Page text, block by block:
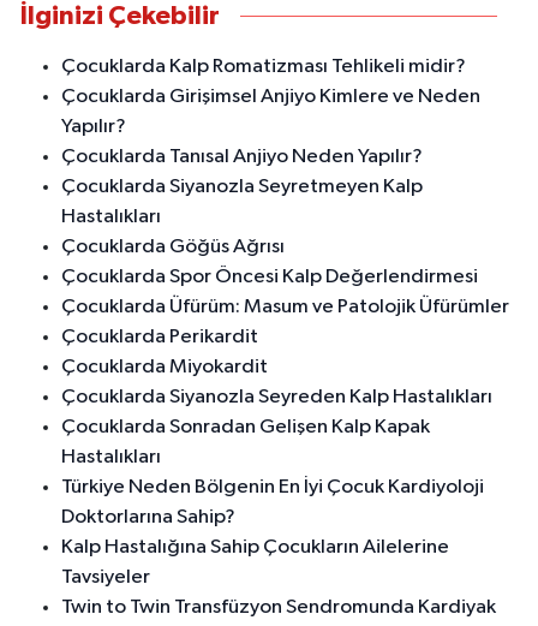
İlginizi Çekebilir
Çocuklarda Kalp Romatizması Tehlikeli midir?
Çocuklarda Girişimsel Anjiyo Kimlere ve Neden
Yapılır?
Çocuklarda Tanısal Anjiyo Neden Yapılır?
Çocuklarda Siyanozla Seyretmeyen Kalp
Hastalıkları
Çocuklarda Göğüs Ağrısı
Çocuklarda Spor Öncesi Kalp Değerlendirmesi
Çocuklarda Üfürüm: Masum ve Patolojik Üfürümler
Çocuklarda Perikardit
Çocuklarda Miyokardit
Çocuklarda Siyanozla Seyreden Kalp Hastalıkları
Çocuklarda Sonradan Gelişen Kalp Kapak
Hastalıkları
Türkiye Neden Bölgenin En İyi Çocuk Kardiyoloji
Doktorlarına Sahip?
Kalp Hastalığına Sahip Çocukların Ailelerine
Tavsiyeler
Twin to Twin Transfüzyon Sendromunda Kardiyak